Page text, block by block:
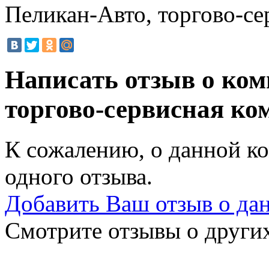
Пеликан-Авто, торгово-
Написать отзыв о
торгово-сервисная
К сожалению, о данной
одного отзыва.
Добавить Ваш отзыв о
Смотрите отзывы о